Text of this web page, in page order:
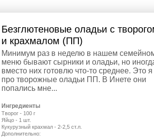
Безглютеновые оладьи с
и крахмалом (ПП)
Минимум раз в неделю в нашем
меню бывают сырники и оладьи, но
вместо них готовлю что-то среднее. Это я
про творожные оладьи ПП. В Инете они
попались мне...
Ингредиенты
Творог - 100 г
Яйцо - 1 шт.
Кукурузный крахмал - 2-2,5 ст.л.
Дополнительно: